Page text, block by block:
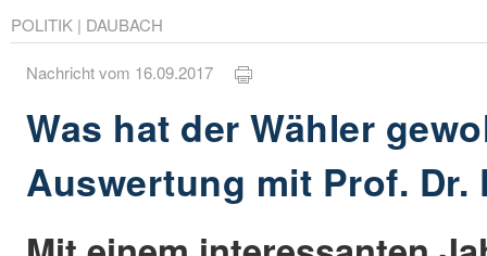
POLITIK | DAUBACH
Nachricht vom 16.09.2017
Was hat der Wähler
Auswertung mit Prof. Dr.